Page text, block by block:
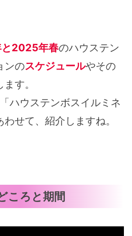
2025年春のハウステン
ンのスケジュールやその
す。
ハウステンボスイルミネ
せて、紹介しますね。
ころと期間